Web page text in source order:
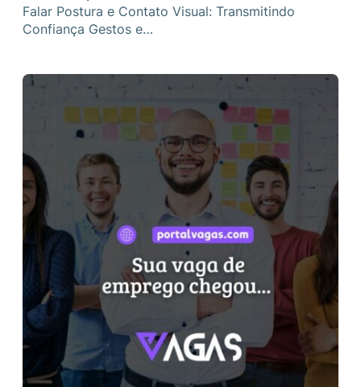
Falar Postura e Contato Visual: Transmitindo
Confiança Gestos e…